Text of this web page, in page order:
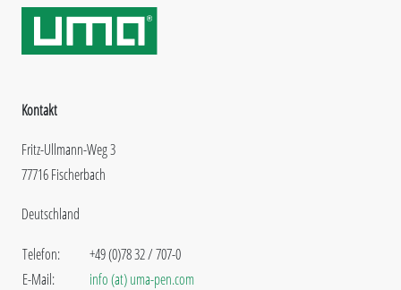
Kontakt
Fritz-Ullmann-Weg 3
77716 Fischerbach
Deutschland
Telefon:
E-Mail:
+49 (0)78 32 / 707-0
info (at) uma-pen.com